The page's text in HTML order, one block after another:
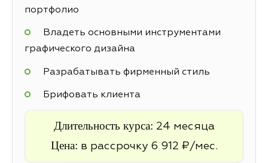
портфолио
Владеть основными инструментами
графического дизайна
Разрабатывать фирменный стиль
Брифовать клиента
Длительность курса: 24 месяца
Цена: в рассрочку 6 912 ₽/мес.